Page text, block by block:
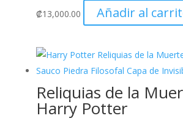
₡13,000.00 Añadir al
Reliquias de la
Harry Potter